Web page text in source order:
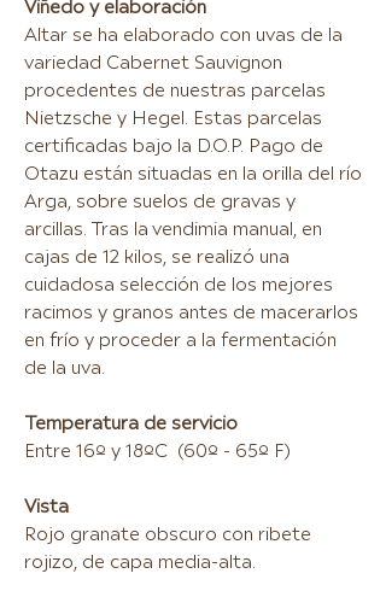
Viñedo y elaboración
Altar se ha elaborado con uvas de la
variedad Cabernet Sauvignon
procedentes de nuestras parcelas
Nietzsche y Hegel. Estas parcelas
certificadas bajo la D.O.P. Pago de
Otazu están situadas en la orilla del río
Arga, sobre suelos de gravas y
arcillas. Tras la vendimia manual, en
cajas de 12 kilos, se realizó una
cuidadosa selección de los mejores
racimos y granos antes de macerarlos
en frío y proceder a la fermentación
de la uva.
Temperatura de servicio
Entre 16º y 18ºC (60º - 65º F)
Vista
Rojo granate obscuro con ribete
rojizo, de capa media-alta.